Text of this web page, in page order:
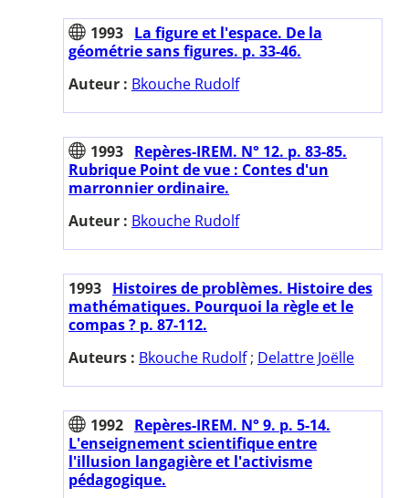
1993 La figure et l'espace. De la
géométrie sans figures. p. 33-46.
Auteur : Bkouche Rudolf
1993 Repères-IREM. N° 12. p. 83-85.
Rubrique Point de vue : Contes d'un
marronnier ordinaire.
Auteur : Bkouche Rudolf
1993 Histoires de problèmes. Histoire des
mathématiques. Pourquoi la règle et le
compas ? p. 87-112.
Auteurs : Bkouche Rudolf; Delattre Joëlle
1992 Repères-IREM. N° 9. p. 5-14.
L'enseignement scientifique entre
l'illusion langagière et l'activisme
pédagogique.